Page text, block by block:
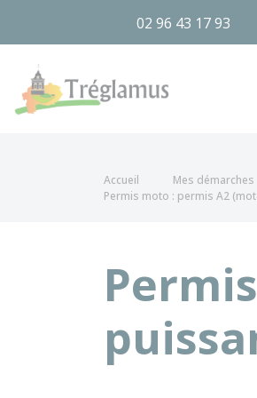
02 96 43 17 93
Accueil Mes démarches
Permis moto : permis A2